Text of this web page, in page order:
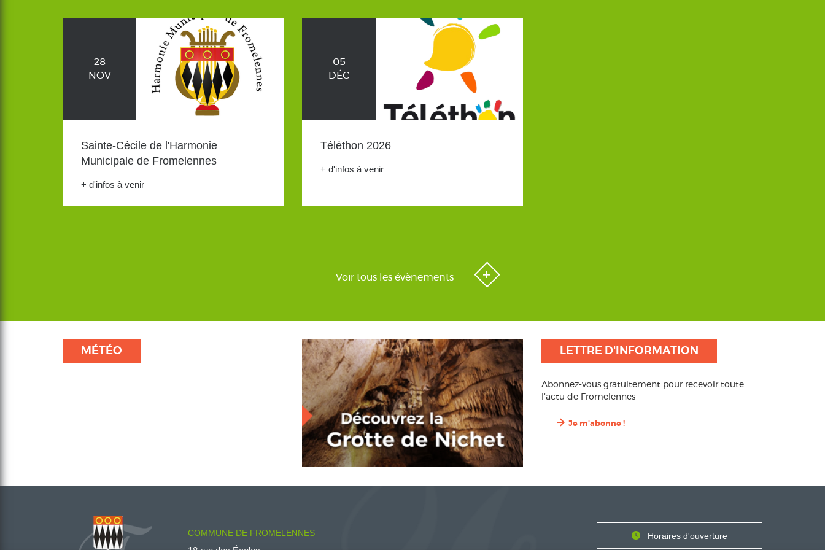
28
NOV
Sainte-Cécile de l'Harmonie
Municipale de Fromelennes
+ d'infos à venir
05
DÉC
Téléthon 2026
+ d'infos à venir
Voir tous les évènements
MÉTÉO LETTRE D'INFORMATION
Abonnez-vous gratuitement pour recevoir toute
l’actu de Fromelennes
Je m'abonne !
COMMUNE DE FROMELENNES
HorairesHoraires d'ouverture